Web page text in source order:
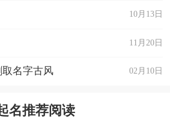
10月13日
11月20日
02月10日
名字古风
名推荐阅读